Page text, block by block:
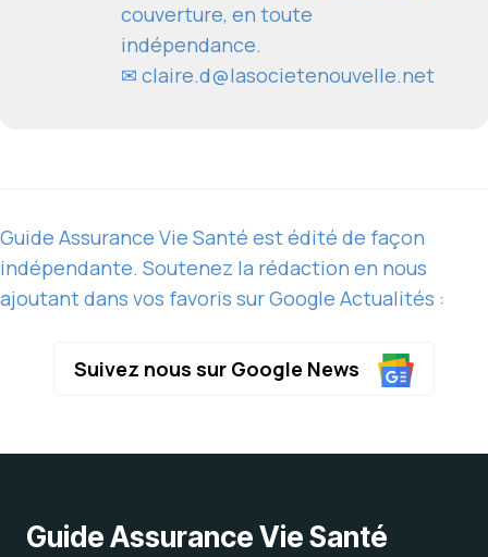
couverture, en toute
indépendance.
✉ claire.d@lasocietenouvelle.net
Guide Assurance Vie Santé est édité de façon
indépendante. Soutenez la rédaction en nous
ajoutant dans vos favoris sur Google Actualités :
Suivez nous sur Google News
Guide Assurance Vie Santé